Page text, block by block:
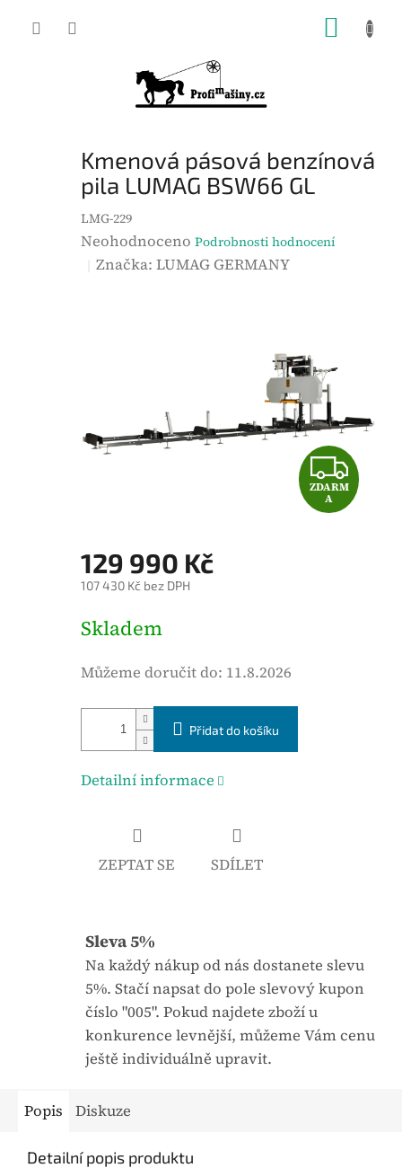
Kmenová pásová benzínová
pila LUMAG BSW66 GL
LMG-229
P
o
n
p
o
d
k
t
z
5
h
v
ě
z
i
e
Neohodnoceno Podrobnosti hodnocení
Značka:LUMAG GERMANY
Z
D
ZDARM
A
129 990 Kč
107 430 Kč bez DPH
ě
á
e
n
Skladem
Můžeme doručit do: 11.8.2026
Přidat do košíku
Detailní informace
ZEPTAT SE SDÍLET
Sleva 5%
Na každý nákup od nás dostanete slevu
5%. Stačí napsat do pole slevový kupon
číslo "005". Pokud najdete zboží u
konkurence levnější, můžeme Vám cenu
ještě individuálně upravit.
Popis Diskuze
Detailní popis produktu